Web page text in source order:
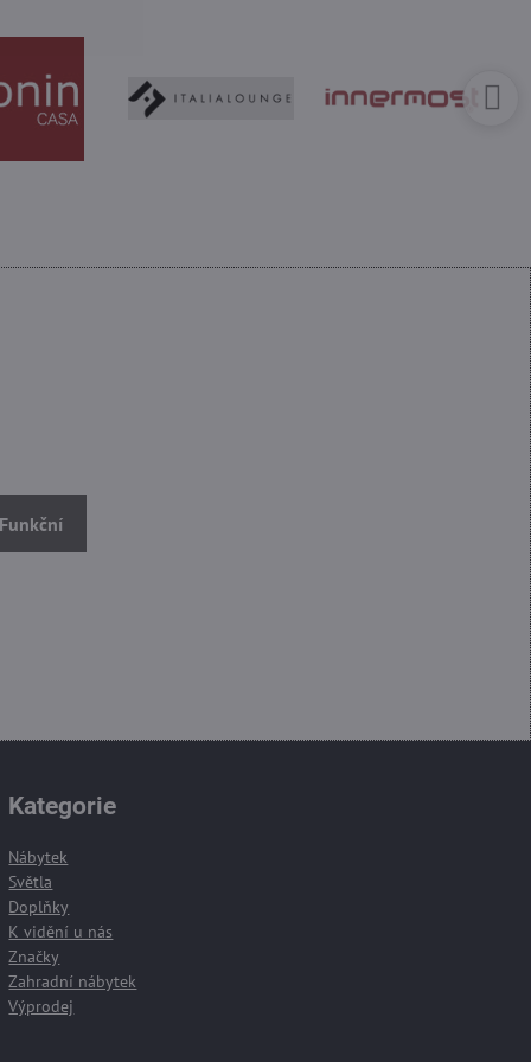
Kategorie
Nábytek
Světla
Doplňky
K vidění u nás
Značky
Zahradní nábytek
Výprodej